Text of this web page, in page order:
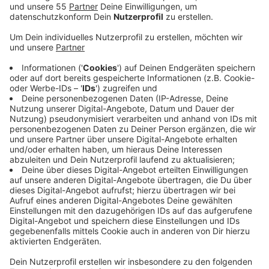
Autofahrer in Tönisvorst müssen sich ab jetzt auf
Einschränkungen einstellen. Die Stadt führt
Bauarbeiten am Kreisverkehr an der Süchtelner Straße
durch. Der Kreisverkehr wird verengt, sodass die
Straße "Am Sportplatz" nur noch in Richtung
Süchtelner Straße befahren werden kann.
Anzeige
Zugang zum Sportplatz
Anzeige